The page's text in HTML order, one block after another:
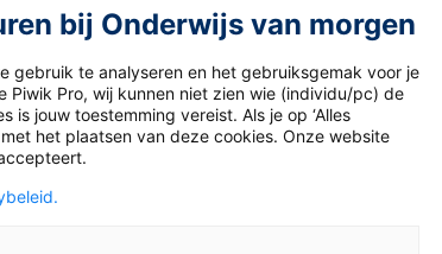
3-4
5-6
7-8
9-10
12
bij Onderwijs van morgen
gebruik te analyseren en het gebruiksgemak voor je
Piwik Pro, wij kunnen niet zien wie (individu/pc) de
is jouw toestemming vereist. Als je op ‘Alles
het plaatsen van deze cookies. Onze website